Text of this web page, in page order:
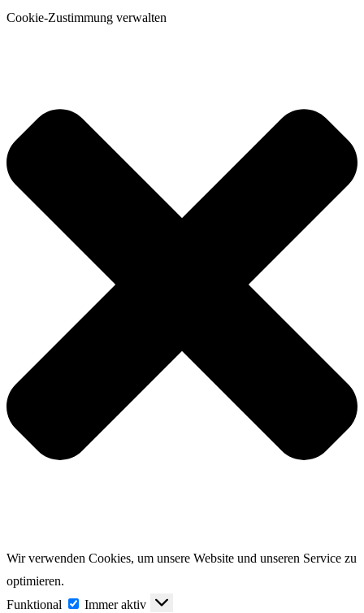
Cookie-Zustimmung verwalten
Wir verwenden Cookies, um unsere Website und unseren Service zu
optimieren.
Funktional
Funktional
Immer aktiv